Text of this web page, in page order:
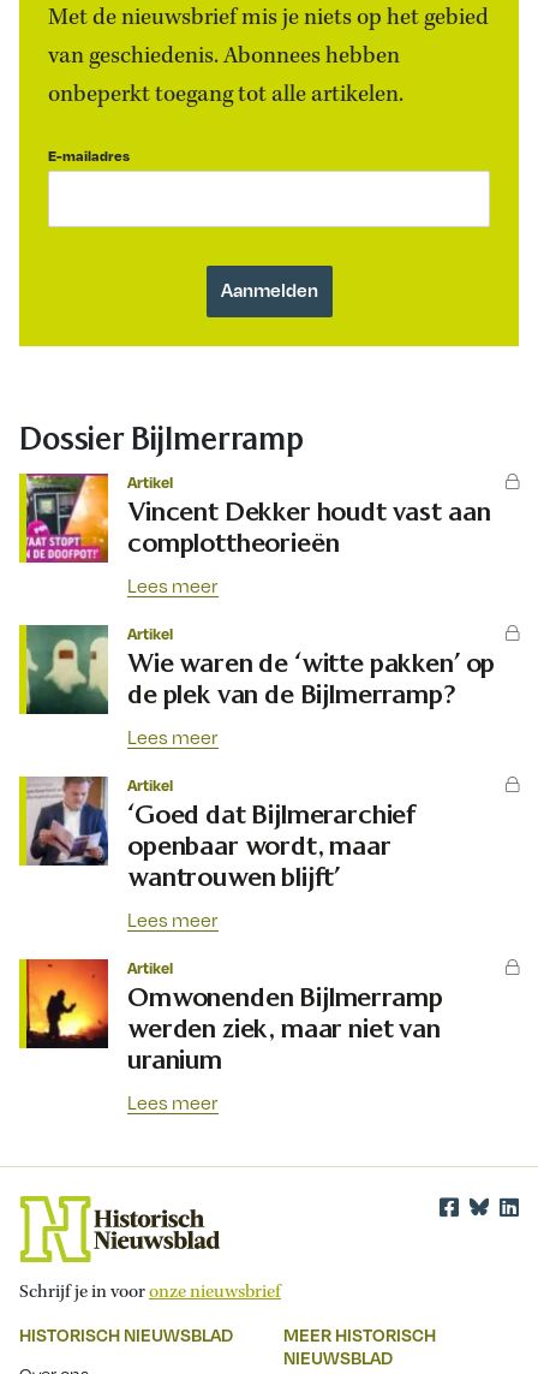
Met de nieuwsbrief mis je niets op het gebied
van geschiedenis. Abonnees hebben
onbeperkt toegang tot alle artikelen.
E-mailadres
Dossier Bijlmerramp
Artikel
Vincent Dekker houdt vast aan
complottheorieën
Lees meer
Artikel
Wie waren de ‘witte pakken’ op
de plek van de Bijlmerramp?
Lees meer
Artikel
‘Goed dat Bijlmerarchief
openbaar wordt, maar
wantrouwen blijft’
Lees meer
Artikel
Omwonenden Bijlmerramp
werden ziek, maar niet van
uranium
Lees meer
Schrijf je in vooronze nieuwsbrief
HISTORISCH NIEUWSBLAD
MEER HISTORISCH
NIEUWSBLAD